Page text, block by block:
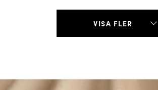
VISA FLER